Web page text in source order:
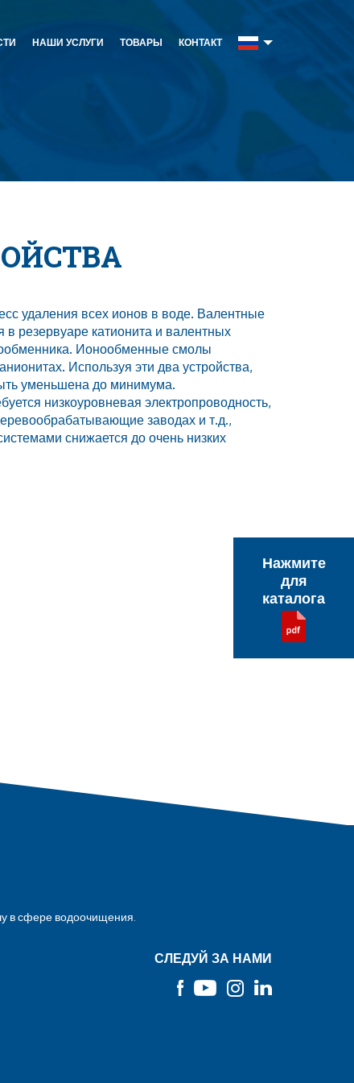
НАШИ УСЛУГИ ТОВАРЫ КОНТАКТ
Нажмите
для
каталога
удаления всех ионов в воде. Валентные
резервуаре катионита и валентных
Ионообменные смолы
Используя эти два устройства,
уменьшена до минимума.
низкоуровневая электропроводность,
заводах и т.д.,
снижается до очень низких
в сфере водоочищения.
СЛЕДУЙ ЗА НАМИ